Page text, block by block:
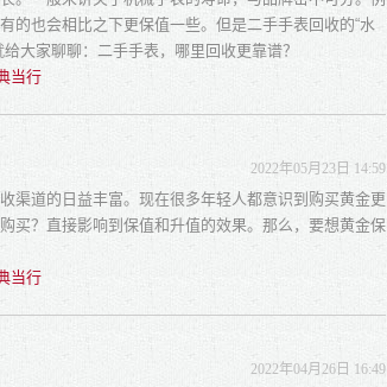
的也会相比之下更保值一些。但是二手手表回收的“水
大家聊聊：二手手表，哪里回收更靠谱？
当行
2022年05月23日 14:59
渠道的日益丰富。现在很多年轻人都意识到购买黄金更
买？直接影响到保值和升值的效果。那么，要想黄金保
当行
2022年04月26日 16:49